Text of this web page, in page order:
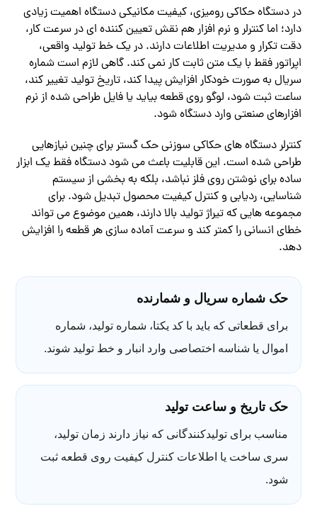
در دستگاه حکاکی رومیزی، کیفیت مکانیکی دستگاه اهمیت زیادی
دارد؛ اما کنترلر و نرم افزار هم نقش تعیین کننده ای در سرعت کار،
دقت تکرار و مدیریت اطلاعات دارند. در یک خط تولید واقعی،
اپراتور فقط با یک متن ثابت کار نمی کند. گاهی لازم است شماره
سریال به صورت خودکار افزایش پیدا کند، تاریخ تولید تغییر کند،
ساعت ثبت شود، لوگو روی قطعه بیاید یا فایل طراحی شده از نرم
افزارهای صنعتی وارد دستگاه شود.
کنترلر دستگاه های حکاکی سوزنی حک گستر برای چنین نیازهایی
طراحی شده است. این قابلیت باعث می شود دستگاه فقط یک ابزار
ساده برای نوشتن روی فلز نباشد، بلکه به بخشی از سیستم
شناسایی، ردیابی و کنترل کیفیت محصول تبدیل شود. برای
مجموعه هایی که تیراژ تولید بالا دارند، همین موضوع می تواند
خطای انسانی را کمتر کند و سرعت آماده سازی هر قطعه را افزایش
دهد.
حک شماره سریال و شمارنده
برای قطعاتی که باید با کد یکتا، شماره تولید، شماره
اموال یا شناسه اختصاصی وارد انبار و خط تولید شوند.
حک تاریخ و ساعت تولید
مناسب برای تولیدکنندگانی که نیاز دارند زمان تولید،
سری ساخت یا اطلاعات کنترل کیفیت روی قطعه ثبت
شود.